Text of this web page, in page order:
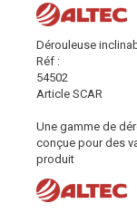
Dérouleuse
Réf :
54502
Article SCAR
Une gamme de
conçue pour des
produit